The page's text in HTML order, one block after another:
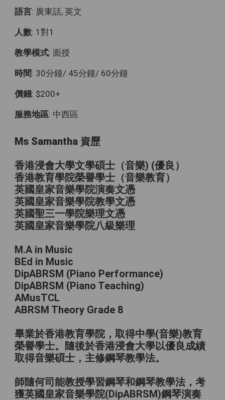
語言: 廣東話, 英文
人數: 1對1
教學模式: 面授
時間: 30分鐘/ 45分鐘/ 60分鐘
價錢: $200+
服務地區: 中西區
Ms Samantha 資歷
香港浸會大學文學碩士（音樂) (優良）
香港教育學院榮譽學士（音樂教育）
英國皇家音樂學院演奏文憑
英國皇家音樂學院教學文憑
英國聖三一學院樂理文憑
英國皇家音樂學院八級樂理
M.A in Music
BEd in Music
DipABRSM (Piano Performance)
DipABRSM (Piano Teaching)
AMusTCL
ABRSM Theory Grade 8
畢業於香港教育學院，取得中學(音樂)教育
榮譽學士。隨後於香港浸會大學以優良成績
取得音樂碩士，主修鋼琴教學法。
師隨何司能教授學習鋼琴和鋼琴教學法，考
獲英國皇家音樂學院(DipABRSM)鋼琴演奏